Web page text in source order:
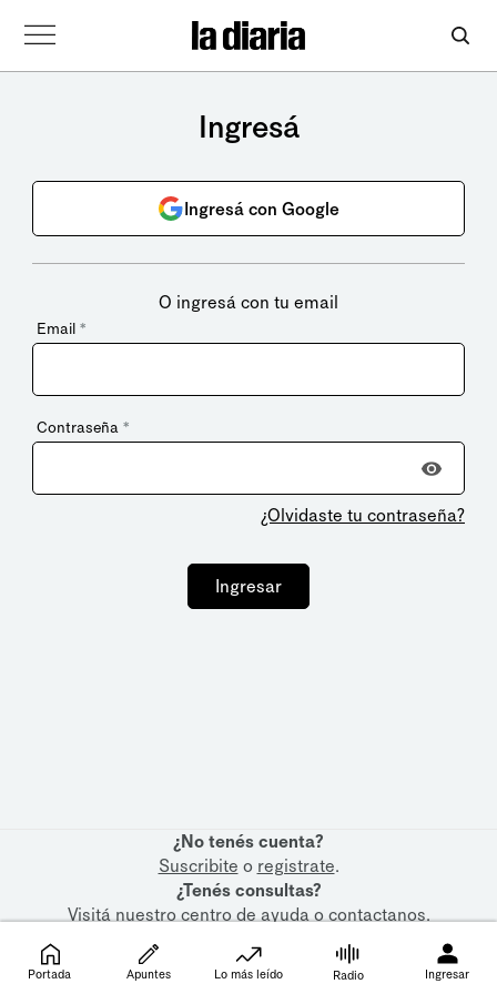
Ingresá
Ingresá con Google
O ingresá con tu email
Email *
Contraseña *
¿Olvidaste tu contraseña?
Ingresar
¿No tenés cuenta?
Suscribite o registrate.
¿Tenés consultas?
Visitá nuestrocentro de ayudaocontactanos.
Portada Apuntes Lo más leído Radio Ingresar